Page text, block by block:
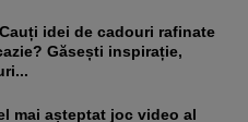
Găsești inspirație,